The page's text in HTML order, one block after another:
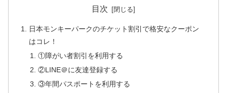
目次
日本モンキーパークのチケット割引で格安なクーポン
はコレ！
①障がい者割引を利用する
②LINE＠に友達登録する
③年間パスポートを利用する